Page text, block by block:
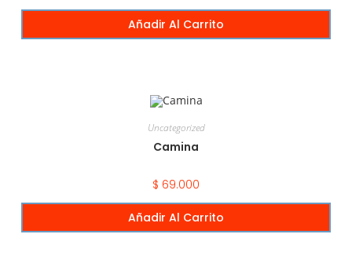
Añadir Al Carrito
Uncategorized
Camina
$ 69.000
Añadir Al Carrito